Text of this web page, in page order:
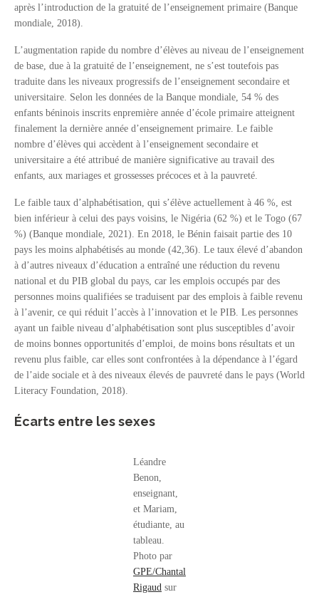
après l’introduction de la gratuité de l’enseignement primaire (Banque
mondiale, 2018).
L’augmentation rapide du nombre d’élèves au niveau de l’enseignement
de base, due à la gratuité de l’enseignement, ne s’est toutefois pas
traduite dans les niveaux progressifs de l’enseignement secondaire et
universitaire. Selon les données de la Banque mondiale, 54 % des
enfants béninois inscrits enpremière année d’école primaire atteignent
finalement la dernière année d’enseignement primaire. Le faible
nombre d’élèves qui accèdent à l’enseignement secondaire et
universitaire a été attribué de manière significative au travail des
enfants, aux mariages et grossesses précoces et à la pauvreté.
Le faible taux d’alphabétisation, qui s’élève actuellement à 46 %, est
bien inférieur à celui des pays voisins, le Nigéria (62 %) et le Togo (67
%) (Banque mondiale, 2021). En 2018, le Bénin faisait partie des 10
pays les moins alphabétisés au monde (42,36). Le taux élevé d’abandon
à d’autres niveaux d’éducation a entraîné une réduction du revenu
national et du PIB global du pays, car les emplois occupés par des
personnes moins qualifiées se traduisent par des emplois à faible revenu
à l’avenir, ce qui réduit l’accès à l’innovation et le PIB. Les personnes
ayant un faible niveau d’alphabétisation sont plus susceptibles d’avoir
de moins bonnes opportunités d’emploi, de moins bons résultats et un
revenu plus faible, car elles sont confrontées à la dépendance à l’égard
de l’aide sociale et à des niveaux élevés de pauvreté dans le pays (World
Literacy Foundation, 2018).
Écarts entre les sexes
Léandre
Benon,
enseignant,
et Mariam,
étudiante, au
tableau.
Photo par
GPE/Chantal
Rigaud sur